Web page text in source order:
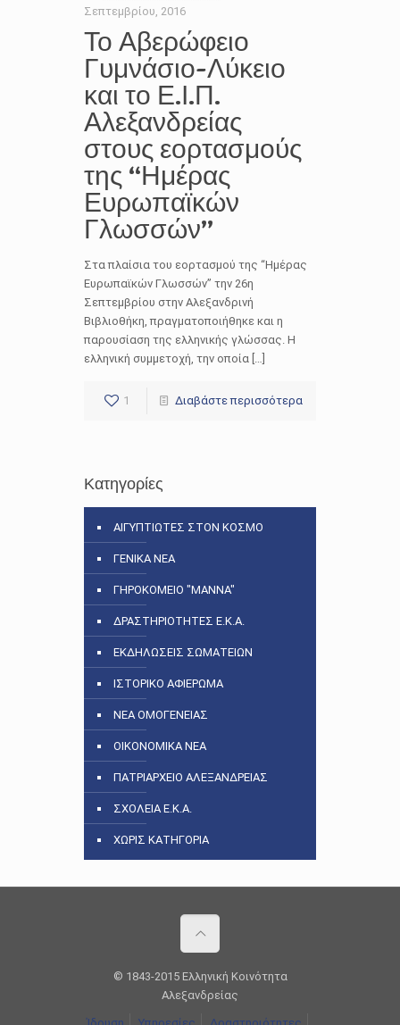
Σεπτεμβρίου, 2016
Το Αβερώφειο
Γυμνάσιο-Λύκειο
και το Ε.Ι.Π.
Αλεξανδρείας
στους εορτασμούς
της “Ημέρας
Ευρωπαϊκών
Γλωσσών”
Στα πλαίσια του εορτασμού της “Ημέρας
Ευρωπαϊκών Γλωσσών” την 26η
Σεπτεμβρίου στην Αλεξανδρινή
Βιβλιοθήκη, πραγματοποιήθηκε και η
παρουσίαση της ελληνικής γλώσσας. Η
ελληνική συμμετοχή, την οποία […]
1 Διαβάστε περισσότερα
Κατηγορίες
ΑΙΓΥΠΤΙΩΤΕΣ ΣΤΟΝ ΚΟΣΜΟ
ΓΕΝΙΚΑ ΝΕΑ
ΓΗΡΟΚΟΜΕΙΟ "ΜΑΝΝΑ"
ΔΡΑΣΤΗΡΙΟΤΗΤΕΣ Ε.Κ.Α.
ΕΚΔΗΛΩΣΕΙΣ ΣΩΜΑΤΕΙΩΝ
ΙΣΤΟΡΙΚΟ ΑΦΙΕΡΩΜΑ
ΝΕΑ ΟΜΟΓΕΝΕΙΑΣ
ΟΙΚΟΝΟΜΙΚΑ ΝΕΑ
ΠΑΤΡΙΑΡΧΕΙΟ ΑΛΕΞΑΝΔΡΕΙΑΣ
ΣΧΟΛΕΙΑ Ε.Κ.Α.
ΧΩΡΙΣ ΚΑΤΗΓΟΡΙΑ
© 1843-2015 Ελληνική Κοινότητα
Αλεξανδρείας